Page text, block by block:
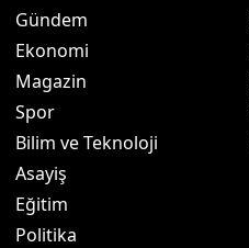
Gündem
Ekonomi
Magazin
Spor
Bilim ve Teknoloji
Asayiş
Eğitim
Politika